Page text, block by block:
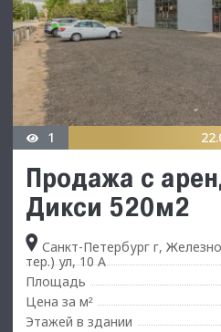
1
Продажа с
Дикси 520м2
Санкт-Петербург г,
тер.) ул, 10 А
Площадь
Цена за м²
Этажей в здании